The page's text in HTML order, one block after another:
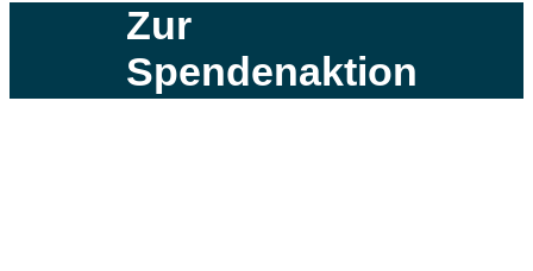
Zur
Spendenaktion